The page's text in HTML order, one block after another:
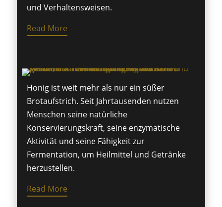
und Verhaltensweisen.
Read More
Honig ist weit mehr als nur ein süßer
Brotaufstrich. Seit Jahrtausenden nutzen
Menschen seine natürliche
Konservierungskraft, seine enzymatische
Aktivität und seine Fähigkeit zur
Fermentation, um Heilmittel und Getränke
herzustellen.
Read More